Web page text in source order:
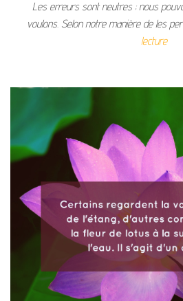
Les erreurs sont neutres ; nous
voulons. Selon notre manière de les
lecture